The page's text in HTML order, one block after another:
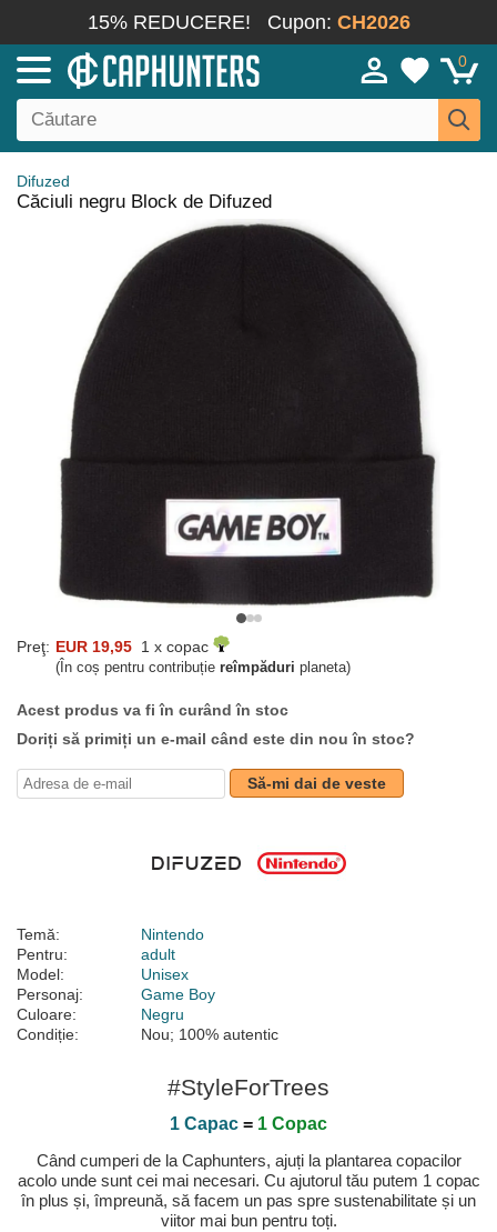
15% REDUCERE! Cupon: CH2026
0
Difuzed
Căciuli negru Block de Difuzed
Preţ: EUR 19,95 1 x copac
(În coș pentru contribuție reîmpăduri planeta)
Acest produs va fi în curând în stoc
Doriți să primiți un e-mail când este din nou în stoc?
Să-mi dai de veste
Temă:
Nintendo
Pentru:
adult
Model:
Unisex
Personaj:
Game Boy
Culoare:
Negru
Condiție:
Nou; 100% autentic
#StyleForTrees
1 Capac = 1 Copac
Când cumperi de la Caphunters, ajuți la plantarea copacilor
acolo unde sunt cei mai necesari. Cu ajutorul tău putem 1 copac
în plus și, împreună, să facem un pas spre sustenabilitate și un
viitor mai bun pentru toți.